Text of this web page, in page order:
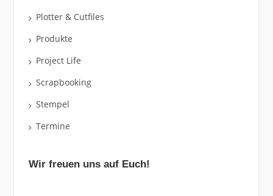
Plotter & Cutfiles
Produkte
Project Life
Scrapbooking
Stempel
Termine
Wir freuen uns auf Euch!